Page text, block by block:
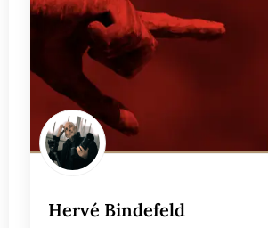
Hervé Bindefeld